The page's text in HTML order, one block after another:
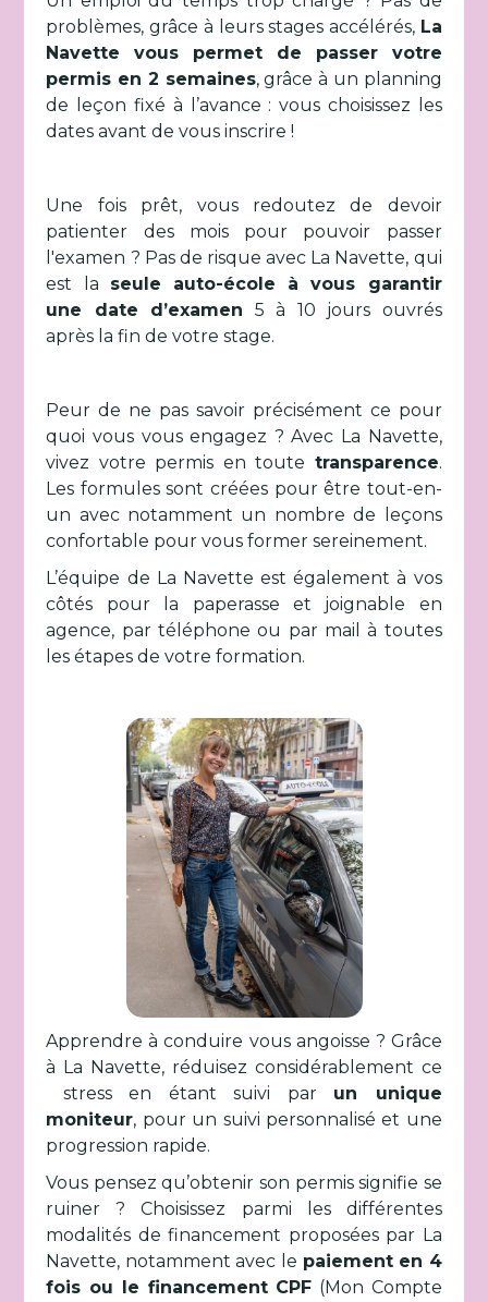
problèmes, grâce à leurs stages accélérés, La
Navette vous permet de passer votre
permis en 2 semaines, grâce à un planning
de leçon fixé à l’avance : vous choisissez les
dates avant de vous inscrire !
Une fois prêt, vous redoutez de devoir
patienter des mois pour pouvoir passer
l'examen ? Pas de risque avec La Navette, qui
est la seule auto-école à vous garantir
une date d’examen 5 à 10 jours ouvrés
après la fin de votre stage.
Peur de ne pas savoir précisément ce pour
quoi vous vous engagez ? Avec La Navette,
vivez votre permis en toute transparence.
Les formules sont créées pour être tout-en-
un avec notamment un nombre de leçons
confortable pour vous former sereinement.
L’équipe de La Navette est également à vos
côtés pour la paperasse et joignable en
agence, par téléphone ou par mail à toutes
les étapes de votre formation.
Apprendre à conduire vous angoisse ? Grâce
à La Navette, réduisez considérablement ce
stress en étant suivi par un unique
moniteur, pour un suivi personnalisé et une
progression rapide.
Vous pensez qu’obtenir son permis signifie se
ruiner ? Choisissez parmi les différentes
modalités de financement proposées par La
Navette, notamment avec le paiement en 4
fois ou le financement CPF (Mon Compte